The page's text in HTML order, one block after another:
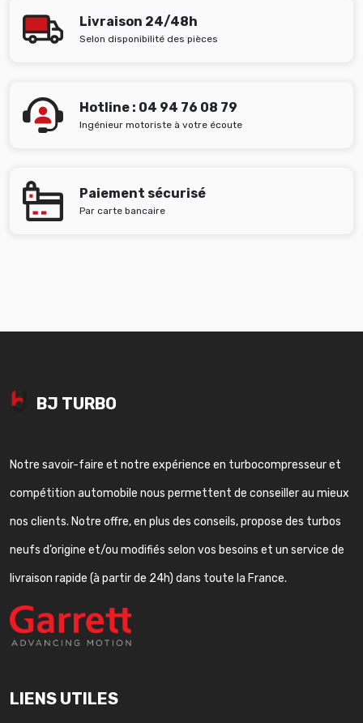
Livraison 24/48h
Selon disponibilité des pièces
Hotline : 04 94 76 08 79
Ingénieur motoriste à votre écoute
Paiement sécurisé
Par carte bancaire
BJ TURBO
Notre savoir-faire et notre expérience en turbocompresseur et
compétition automobile nous permettent de conseiller au mieux
nos clients. Notre offre, en plus des conseils, propose des turbos
neufs d’origine et/ou modifiés selon vos besoins et un service de
livraison rapide (à partir de 24h) dans toute la France.
LIENS UTILES